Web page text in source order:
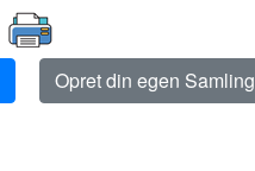
Opret din egen Samling